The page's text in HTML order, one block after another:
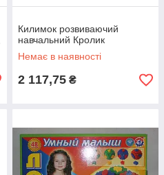
Килимок розвиваючий
навчальний Кролик
Немає в наявності
2 117,75 ₴